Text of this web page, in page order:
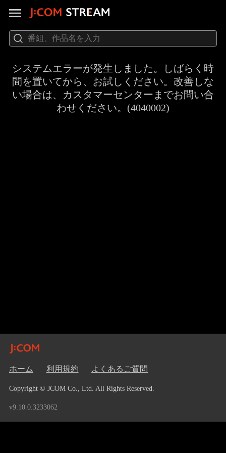
システムエラーが発生しました。しばらく時
間を置いてから、お試しください。改善しな
い場合は、カスタマーセンターまでお問い合
わせください。(4040002)
ホーム 利用規約 よくあるご質問
Copyright © JCOM Co., Ltd. All Rights Reserved.
v9.10.0.3233062